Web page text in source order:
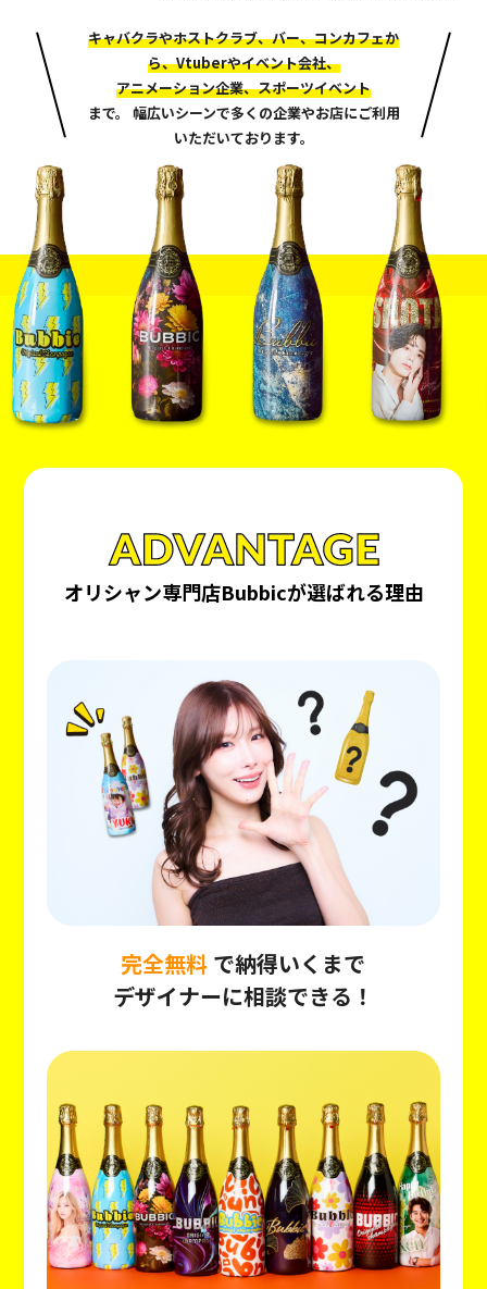
キャバクラやホストクラブ、バー、コンカフェか
ら、Vtuberやイベント会社、
アニメーション企業、スポーツイベント
まで。 幅広いシーンで多くの企業やお店にご利用
いただいております。
オリシャン専門店Bubbicが選ばれる理由
完全無料 で納得いくまで
デザイナーに相談できる！